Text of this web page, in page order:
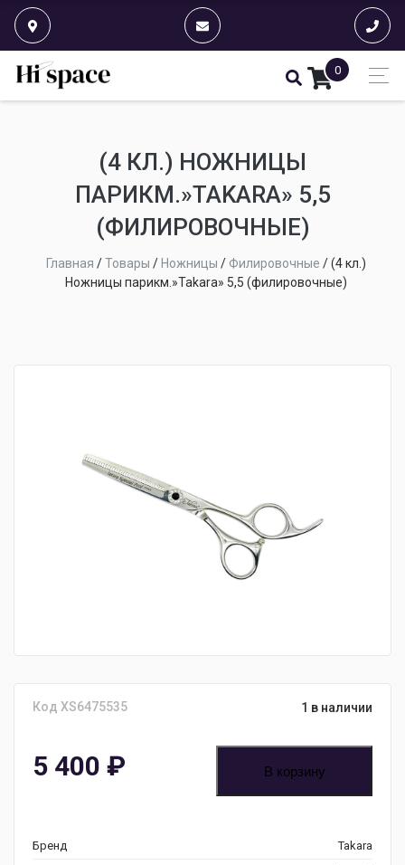
0
(4 КЛ.) НОЖНИЦЫ
ПАРИКМ.»TAKARA» 5,5
(ФИЛИРОВОЧНЫЕ)
Главная /Товары / Ножницы / Филировочные /(4 кл.)
Ножницы парикм.»Takara» 5,5 (филировочные)
Код XS6475535 1 в наличии
5 400 ₽ В корзину
Бренд
Takara